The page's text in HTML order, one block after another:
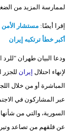
لممارسة المزيد من
إقرا أيضًا:مستشار
أكبر خطأ ترتكبه إيران
ودعا البيان طهران
لإنهاء احتلال إيران للجزر
المباشرة أو من خلال
عبر المشاركون في
السورية، والتي من
عن قلقهم من تصاعد